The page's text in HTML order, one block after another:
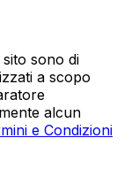
sono di
a scopo
alcun
e Condizioni